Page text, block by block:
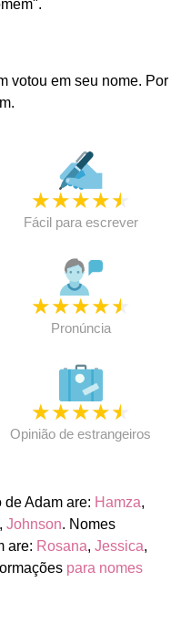
votou em seu nome. Por
★★★★★
Fácil para escrever
★★★★★
Pronúncia
★★★★★
Opinião de estrangeiros
Adam are: Hamza,
, Johnson. Nomes
are: Rosana, Jessica,
para nomes